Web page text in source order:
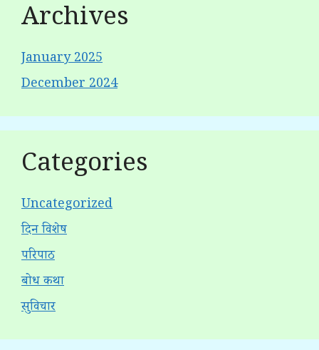
Archives
January 2025
December 2024
Categories
Uncategorized
दिन विशेष
परिपाठ
बोध कथा
सुविचार